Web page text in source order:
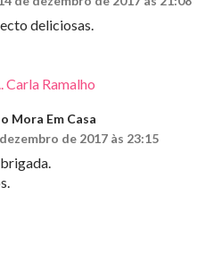
deliciosas.
Carla Ramalho
Mora Em Casa
de 2017 às 23:15